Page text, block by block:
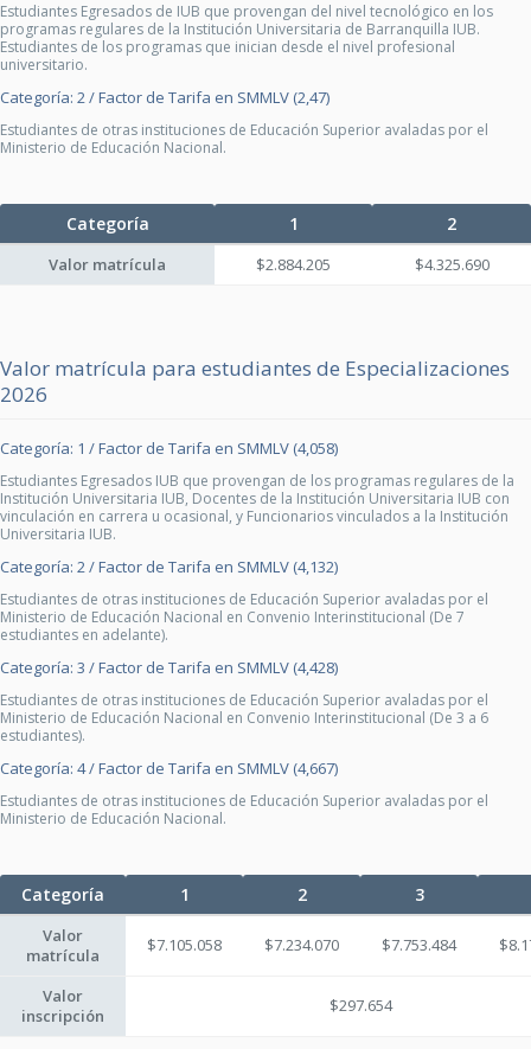
Estudiantes Egresados de IUB que provengan del nivel tecnológico en los
programas regulares de la Institución Universitaria de Barranquilla IUB.
Estudiantes de los programas que inician desde el nivel profesional
universitario.
Categoría: 2 / Factor de Tarifa en SMMLV (2,47)
Estudiantes de otras instituciones de Educación Superior avaladas por el
Ministerio de Educación Nacional.
Categoría 1 2
Valor matrícula $2.884.205 $4.325.690
Valor matrícula para estudiantes de Especializaciones
2026
Categoría: 1 / Factor de Tarifa en SMMLV (4,058)
Estudiantes Egresados IUB que provengan de los programas regulares de la
Institución Universitaria IUB, Docentes de la Institución Universitaria IUB con
vinculación en carrera u ocasional, y Funcionarios vinculados a la Institución
Universitaria IUB.
Categoría: 2 / Factor de Tarifa en SMMLV (4,132)
Estudiantes de otras instituciones de Educación Superior avaladas por el
Ministerio de Educación Nacional en Convenio Interinstitucional (De 7
estudiantes en adelante).
Categoría: 3 / Factor de Tarifa en SMMLV (4,428)
Estudiantes de otras instituciones de Educación Superior avaladas por el
Ministerio de Educación Nacional en Convenio Interinstitucional (De 3 a 6
estudiantes).
Categoría: 4 / Factor de Tarifa en SMMLV (4,667)
Estudiantes de otras instituciones de Educación Superior avaladas por el
Ministerio de Educación Nacional.
Categoría 1 2 3
Valor
matrícula
$7.105.058 $7.234.070 $7.753.484
Valor
inscripción
$297.654